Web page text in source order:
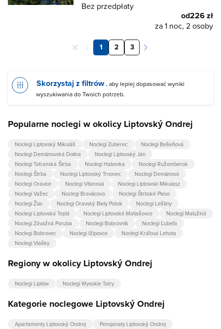
Bez przedpłaty
od226 zł
za 1 noc, 2 osoby
1 2 3
Skorzystaj z filtrów , aby lepiej dopasować wyniki
wyszukiwania do Twoich potrzeb.
Popularne noclegi w okolicy Liptovský Ondrej
Noclegi Liptovský Mikuláš Noclegi Zuberec
Noclegi Bešeňová
Noclegi Demänovská Dolina
Noclegi Liptovský Ján
Noclegi Tatranská Štrba
Noclegi Habovka
Noclegi Ružomberok
Noclegi Štrba
Noclegi Liptovský Trnovec
Noclegi Demänová
Noclegi Oravice
Noclegi Vitanová
Noclegi Liptowski Mikulasz
Noclegi Važec
Noclegi Braväcovo
Noclegi Štrbské Pleso
Noclegi Žiar
Noclegi Oravský Biely Potok
Noclegi Leštiny
Noclegi Liptovská Teplá
Noclegi Liptovské Matiašovce
Noclegi Malužiná
Noclegi Závažná Poruba
Noclegi Bobrovník
Noclegi Ľubeľa
Noclegi Bobrovec
Noclegi Ižipovce
Noclegi Kráľová Lehota
Noclegi Vlašky
Regiony w okolicy Liptovský Ondrej
Noclegi Liptów Noclegi Wysokie Tatry
Kategorie noclegowe Liptovský Ondrej
Apartamenty Liptovský Ondrej
Pensjonaty Liptovský Ondrej